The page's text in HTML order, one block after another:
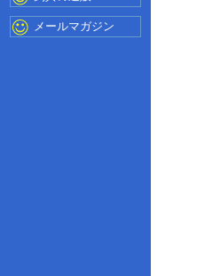
メールマガジン